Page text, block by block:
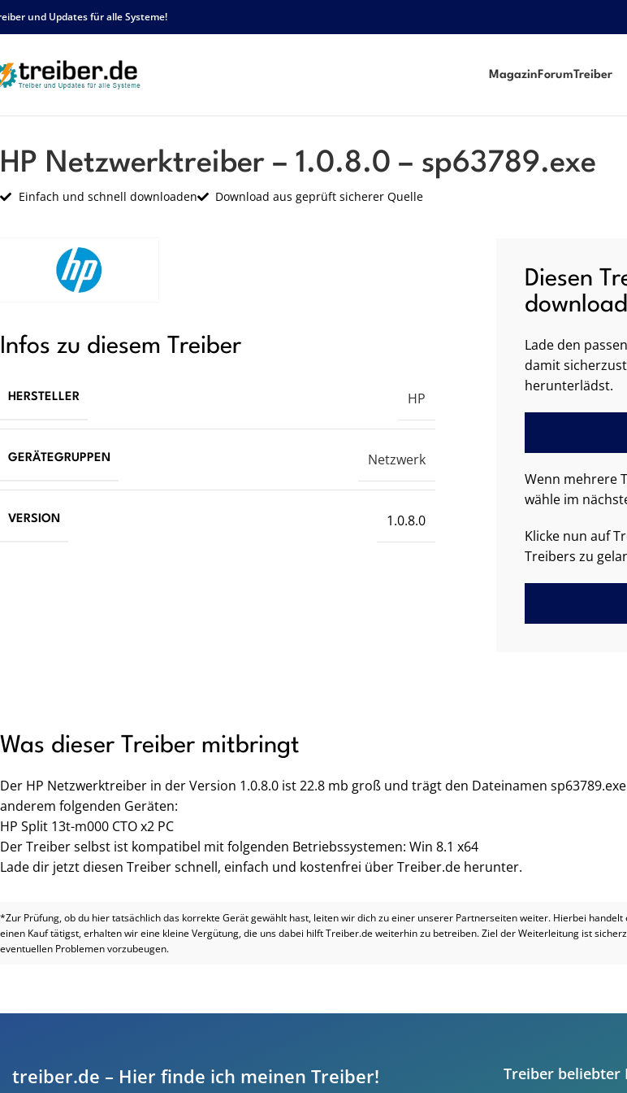
und Updates für alle Systeme!
Magazin ForumTreiber
HP Netzwerktreiber – 1.0.8.0 – sp63789.exe
Einfach und schnell downloaden Download aus geprüft sicherer Quelle
Infos zu diesem Treiber
HERSTELLER HP
GERÄTEGRUPPEN Netzwerk
VERSION 1.0.8.0
Diesen
Lade den
damit
herunterlädst.
Wenn mehrere
wähle im
Klicke nun auf
Treibers zu
Was dieser Treiber mitbringt
Der HP Netzwerktreiber in der Version 1.0.8.0 ist 22.8 mb groß und trägt den Dateinamen
anderem folgenden Geräten:
HP Split 13t-m000 CTO x2 PC
Der Treiber selbst ist kompatibel mit folgenden Betriebssystemen: Win 8.1 x64
Lade dir jetzt diesen Treiber schnell, einfach und kostenfrei über Treiber.de herunter.
*Zur Prüfung, ob du hier tatsächlich das korrekte Gerät gewählt hast, leiten wir dich zu einer unserer Partnerseiten weiter. Hierbei
einen Kauf tätigst, erhalten wir eine kleine Vergütung, die uns dabei hilft Treiber.de weiterhin zu betreiben. Ziel der Weiterleitung ist
eventuellen Problemen vorzubeugen.
treiber.de – Hier finde ich meinen Treiber! Treiber beliebter